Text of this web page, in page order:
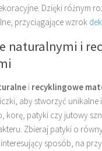
Dzięki różnym
przyciągające wzrok
naturalnymi i
i recyklingowe
aby stworzyć
korę, patyki czy jutowy
Zbieraj patyki o
sposób, na